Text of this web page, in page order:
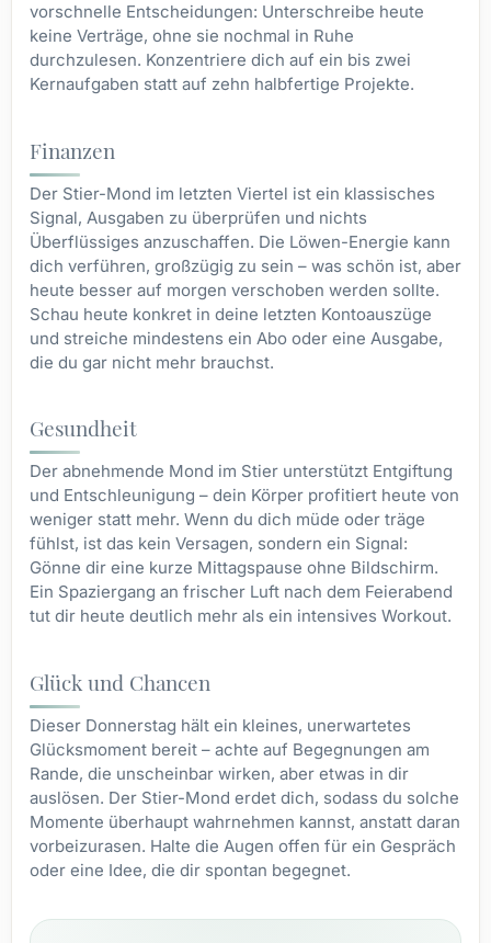
vorschnelle Entscheidungen: Unterschreibe heute
keine Verträge, ohne sie nochmal in Ruhe
durchzulesen. Konzentriere dich auf ein bis zwei
Kernaufgaben statt auf zehn halbfertige Projekte.
Finanzen
Der Stier-Mond im letzten Viertel ist ein klassisches
Signal, Ausgaben zu überprüfen und nichts
Überflüssiges anzuschaffen. Die Löwen-Energie kann
dich verführen, großzügig zu sein – was schön ist, aber
heute besser auf morgen verschoben werden sollte.
Schau heute konkret in deine letzten Kontoauszüge
und streiche mindestens ein Abo oder eine Ausgabe,
die du gar nicht mehr brauchst.
Gesundheit
Der abnehmende Mond im Stier unterstützt Entgiftung
und Entschleunigung – dein Körper profitiert heute von
weniger statt mehr. Wenn du dich müde oder träge
fühlst, ist das kein Versagen, sondern ein Signal:
Gönne dir eine kurze Mittagspause ohne Bildschirm.
Ein Spaziergang an frischer Luft nach dem Feierabend
tut dir heute deutlich mehr als ein intensives Workout.
Glück und Chancen
Dieser Donnerstag hält ein kleines, unerwartetes
Glücksmoment bereit – achte auf Begegnungen am
Rande, die unscheinbar wirken, aber etwas in dir
auslösen. Der Stier-Mond erdet dich, sodass du solche
Momente überhaupt wahrnehmen kannst, anstatt daran
vorbeizurasen. Halte die Augen offen für ein Gespräch
oder eine Idee, die dir spontan begegnet.